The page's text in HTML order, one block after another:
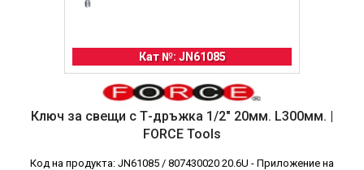
Кат №: JN61085
Ключ за свещи с Т-дръжка 1/2" 20мм. L300мм. |
FORCE Tools
Код на продукта: JN61085 / 807430020 20.6U - Приложение на